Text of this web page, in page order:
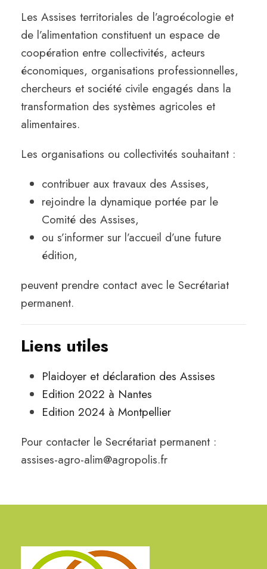
Les Assises territoriales de l’agroécologie et
de l’alimentation constituent un espace de
coopération entre collectivités, acteurs
économiques, organisations professionnelles,
chercheurs et société civile engagés dans la
transformation des systèmes agricoles et
alimentaires.
Les organisations ou collectivités souhaitant :
contribuer aux travaux des Assises,
rejoindre la dynamique portée par le
Comité des Assises,
ou s’informer sur l’accueil d’une future
édition,
peuvent prendre contact avec le Secrétariat
permanent.
Liens utiles
Plaidoyer et déclaration des Assises
Edition 2022 à Nantes
Edition 2024 à Montpellier
Pour contacter le Secrétariat permanent :
assises-agro-alim@agropolis.fr